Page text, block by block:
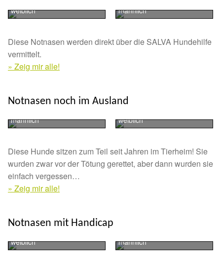
Glückliche Fellnasen
Regenbogenbrücke
Kreativprojekte
Unsere Partnertierheime
Partnertierheim La Linea in Spanien
Aktion „Hilfe La Linea“
weiblich
männlich
Diese Notnasen werden direkt über die SALVA Hundehilfe
vermittelt.
» Zeig mir alle!
Notnasen noch im Ausland
MARTIN
männlich
LEONOR
weiblich
Diese Hunde sitzen zum Teil seit Jahren im Tierheim! Sie
wurden zwar vor der Tötung gerettet, aber dann wurden sie
einfach vergessen…
» Zeig mir alle!
Notnasen mit Handicap
NALA
weiblich
männlich